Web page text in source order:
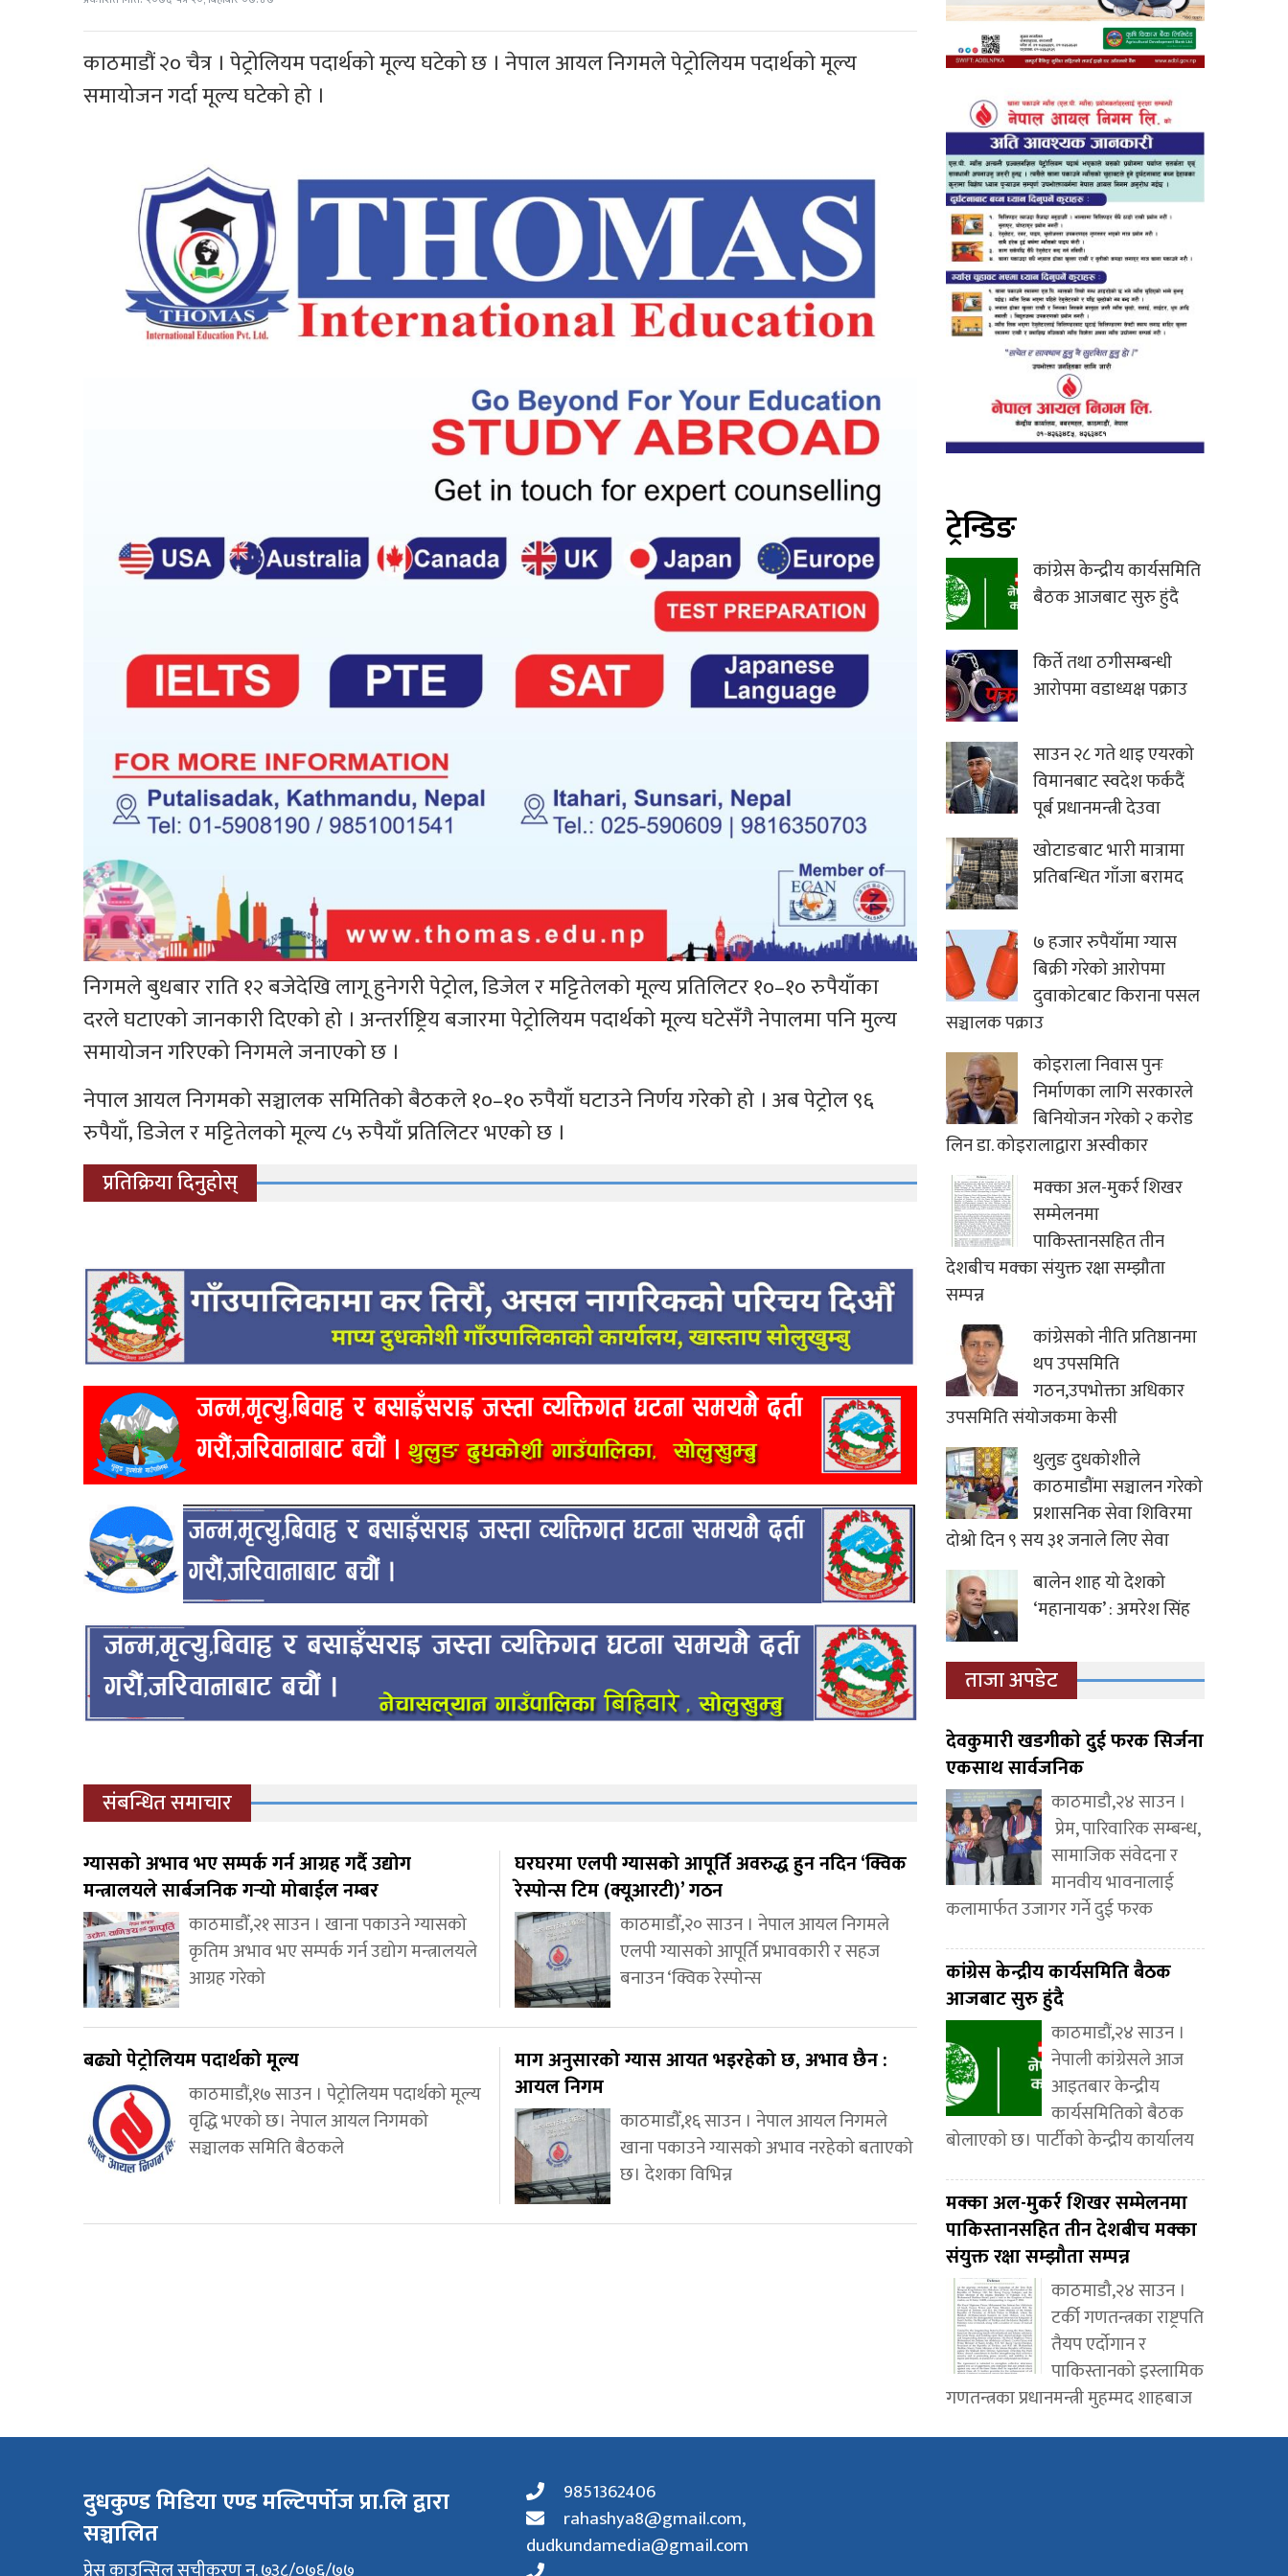
काठमाडौं २० चैत्र । पेट्रोलियम पदार्थको मूल्य घटेको छ । नेपाल आयल निगमले पेट्रोलियम पदार्थको मूल्य
समायोजन गर्दा मूल्य घटेको हो ।
निगमले बुधबार राति १२ बजेदेखि लागू हुनेगरी पेट्रोल, डिजेल र मट्टितेलको मूल्य प्रतिलिटर १०–१० रुपैयाँका
दरले घटाएको जानकारी दिएको हो । अन्तर्राष्ट्रिय बजारमा पेट्रोलियम पदार्थको मूल्य घटेसँगै नेपालमा पनि मुल्य
समायोजन गरिएको निगमले जनाएको छ ।
नेपाल आयल निगमको सञ्चालक समितिको बैठकले १०–१० रुपैयाँ घटाउने निर्णय गरेको हो । अब पेट्रोल ९६
रुपैयाँ, डिजेल र मट्टितेलको मूल्य ८५ रुपैयाँ प्रतिलिटर भएको छ ।
प्रतिक्रिया दिनुहोस्
संबन्धित समाचार
ग्यासको अभाव भए सम्पर्क गर्न आग्रह गर्दै उद्योग
मन्त्रालयले सार्बजनिक गर्‍यो मोबाईल नम्बर
काठमाडौँ,२१ साउन । खाना पकाउने ग्यासको
कृतिम अभाव भए सम्पर्क गर्न उद्योग मन्त्रालयले
आग्रह गरेको
घरघरमा एलपी ग्यासको आपूर्ति अवरुद्ध हुन नदिन ‘क्विक
रेस्पोन्स टिम (क्यूआरटी)’ गठन
काठमाडौँ,२० साउन । नेपाल आयल निगमले
एलपी ग्यासको आपूर्ति प्रभावकारी र सहज
बनाउन ‘क्विक रेस्पोन्स
बढ्यो पेट्रोलियम पदार्थको मूल्य
काठमाडौं,१७ साउन । पेट्रोलियम पदार्थको मूल्य
वृद्धि भएको छ। नेपाल आयल निगमको
सञ्चालक समिति बैठकले
माग अनुसारको ग्यास आयत भइरहेको छ, अभाव छैन :
आयल निगम
काठमाडौँ,१६ साउन । नेपाल आयल निगमले
खाना पकाउने ग्यासको अभाव नरहेको बताएको
छ। देशका विभिन्न
ट्रेन्डिङ
कांग्रेस केन्द्रीय कार्यसमिति
बैठक आजबाट सुरु हुंदै
किर्ते तथा ठगीसम्बन्धी
आरोपमा वडाध्यक्ष पक्राउ
साउन २८ गते थाइ एयरको
विमानबाट स्वदेश फर्कदैं
पूर्ब प्रधानमन्त्री देउवा
खोटाङबाट भारी मात्रामा
प्रतिबन्धित गाँजा बरामद
७ हजार रुपैयाँमा ग्यास
बिक्री गरेको आरोपमा
दुवाकोटबाट किराना पसल
सञ्चालक पक्राउ
कोइराला निवास पुनः
निर्माणका लागि सरकारले
बिनियोजन गरेको २ करोड
लिन डा. कोइरालाद्वारा अस्वीकार
मक्का अल-मुकर्र शिखर
सम्मेलनमा
पाकिस्तानसहित तीन
देशबीच मक्का संयुक्त रक्षा सम्झौता
सम्पन्न
कांग्रेसको नीति प्रतिष्ठानमा
थप उपसमिति
गठन,उपभोक्ता अधिकार
उपसमिति संयोजकमा केसी
थुलुङ दुधकोशीले
काठमाडौंमा सञ्चालन गरेको
प्रशासनिक सेवा शिविरमा
दोश्रो दिन ९ सय ३१ जनाले लिए सेवा
बालेन शाह यो देशको
‘महानायक’ : अमरेश सिंह
ताजा अपडेट
देवकुमारी खडगीकाे दुई फरक सिर्जना
एकसाथ सार्वजनिक
काठमाडौ,२४ साउन ।
प्रेम, पारिवारिक सम्बन्ध,
सामाजिक संवेदना र
मानवीय भावनालाई
कलामार्फत उजागर गर्ने दुई फरक
कांग्रेस केन्द्रीय कार्यसमिति बैठक
आजबाट सुरु हुंदै
काठमाडौं,२४ साउन ।
नेपाली कांग्रेसले आज
आइतबार केन्द्रीय
कार्यसमितिको बैठक
बोलाएको छ। पार्टीको केन्द्रीय कार्यालय
मक्का अल-मुकर्र शिखर सम्मेलनमा
पाकिस्तानसहित तीन देशबीच मक्का
संयुक्त रक्षा सम्झौता सम्पन्न
काठमाडौ,२४ साउन ।
टर्की गणतन्त्रका राष्ट्रपति
तैयप एर्दोगान र
पाकिस्तानको इस्लामिक
गणतन्त्रका प्रधानमन्त्री मुहम्मद शाहबाज
दुधकुण्ड मिडिया एण्ड मल्टिपर्पोज प्रा.लि द्वारा
सञ्चालित
9851362406
rahashya8@gmail.com,
dudkundamedia@gmail.com